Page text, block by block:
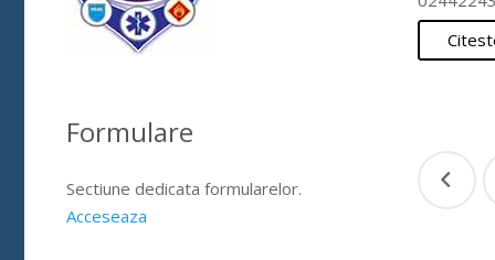
Formulare
Sectiune dedicata formularelor.
Acceseaza